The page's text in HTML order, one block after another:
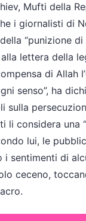
Mufti della
i giornalisti di
“punizione di
lettera della
di Allah
senso”, ha
sulla
li considera una
lui, le
sentimenti di
ceceno,